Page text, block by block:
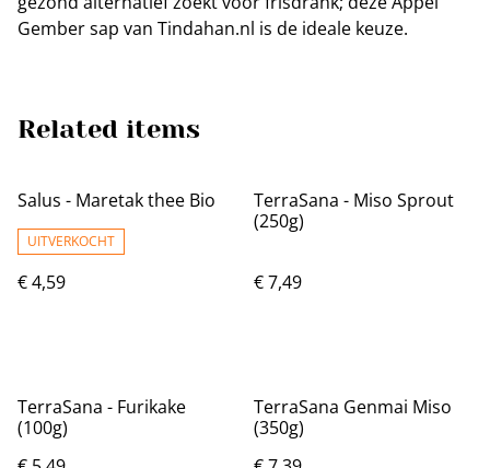
Gember sap van Tindahan.nl is de ideale keuze.
Related items
Salus - Maretak thee Bio
UITVERKOCHT
€ 4,59
TerraSana - Miso Sprout
(250g)
€ 7,49
TerraSana - Furikake
(100g)
TerraSana Genmai Miso
(350g)